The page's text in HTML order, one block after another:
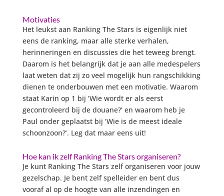
Motivaties
Het leukst aan Ranking The Stars is eigenlijk niet
eens de ranking, maar alle sterke verhalen,
herinneringen en discussies die het teweeg brengt.
Daarom is het belangrijk dat je aan alle medespelers
laat weten dat zij zo veel mogelijk hun rangschikking
dienen te onderbouwen met een motivatie. Waarom
staat Karin op 1 bij ‘Wie wordt er als eerst
gecontroleerd bij de douane?’ en waarom heb je
Paul onder geplaatst bij ‘Wie is de meest ideale
schoonzoon?’. Leg dat maar eens uit!
Hoe kan ik zelf Ranking The Stars organiseren?
Je kunt Ranking The Stars zelf organiseren voor jouw
gezelschap. Je bent zelf spelleider en bent dus
vooraf al op de hoogte van alle inzendingen en